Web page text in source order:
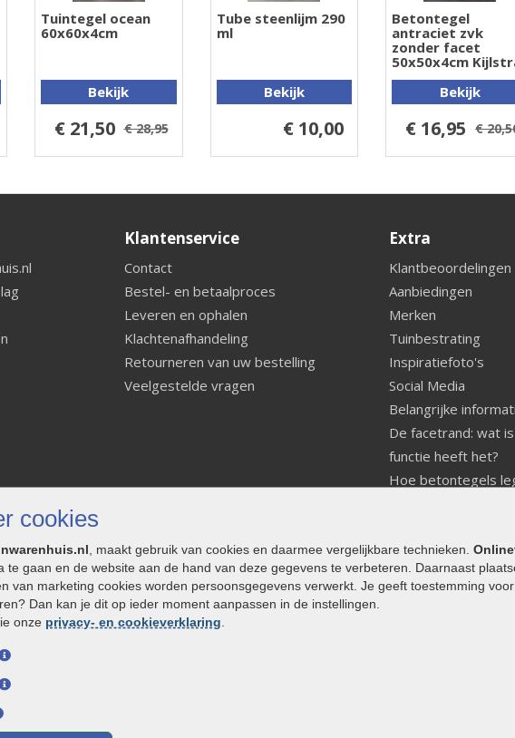
cookies
, maakt gebruik van cookies en daarmee vergelijkbare technieken.
te gaan en de website aan de hand van deze gegevens te verbeteren. Daarnaast
van marketing cookies worden persoonsgegevens verwerkt. Je geeft toestemming
Dan kan je dit op ieder moment aanpassen in de instellingen.
onze privacy- en cookieverklaring
Tuintegel ocean
60x60x4cm
Bekijk
€ 21,50 € 28,95
Tube steenlijm 290
ml
Bekijk
€ 10,00
Betontegel
antraciet zvk
zonder facet
50x50x4cm
Bekijk
€ 16,95 €
Klantenservice
Contact
Bestel- en betaalproces
Leveren en ophalen
Klachtenafhandeling
Retourneren van uw bestelling
Veelgestelde vragen
Extra
Klantbeoordelingen
Aanbiedingen
Merken
Tuinbestrating
Inspiratiefoto's
Social Media
Belangrijke
De facetrand: wat
functie heeft het?
Hoe betontegels
Welke tuinstijl past
Strakke tuin
Legverbanden